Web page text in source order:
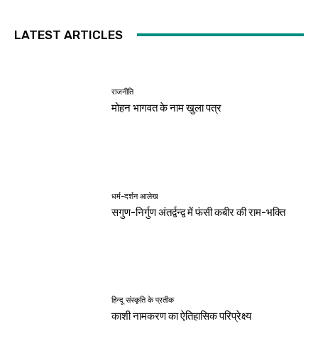
LATEST ARTICLES
राजनीति
मोहन भागवत के नाम खुला पत्र
धर्म-दर्शन आलेख
सगुण-निर्गुण अंतर्द्वन्द्व में फंसी कबीर की राम-भक्ति
हिन्दू संस्कृति के प्रतीक
काशी नामकरण का ऐतिहासिक परिप्रेक्ष्य